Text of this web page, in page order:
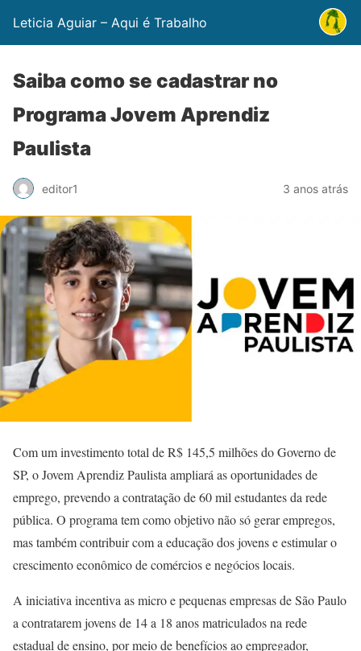
Leticia Aguiar – Aqui é Trabalho
Saiba como se cadastrar no
Programa Jovem Aprendiz
Paulista
editor1 3 anos atrás
Com um investimento total de R$ 145,5 milhões do Governo de
SP, o Jovem Aprendiz Paulista ampliará as oportunidades de
emprego, prevendo a contratação de 60 mil estudantes da rede
pública. O programa tem como objetivo não só gerar empregos,
mas também contribuir com a educação dos jovens e estimular o
crescimento econômico de comércios e negócios locais.
A iniciativa incentiva as micro e pequenas empresas de São Paulo
a contratarem jovens de 14 a 18 anos matriculados na rede
estadual de ensino, por meio de benefícios ao empregador,